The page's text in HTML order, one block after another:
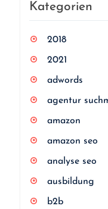
Kategorien
2018
2021
adwords
agentur
amazon
amazon seo
analyse seo
ausbildung
b2b